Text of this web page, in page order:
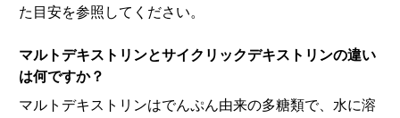
た目安を参照してください。
マルトデキストリンとサイクリックデキストリンの違い
は何ですか？
マルトデキストリンはでんぷん由来の多糖類で、水に溶